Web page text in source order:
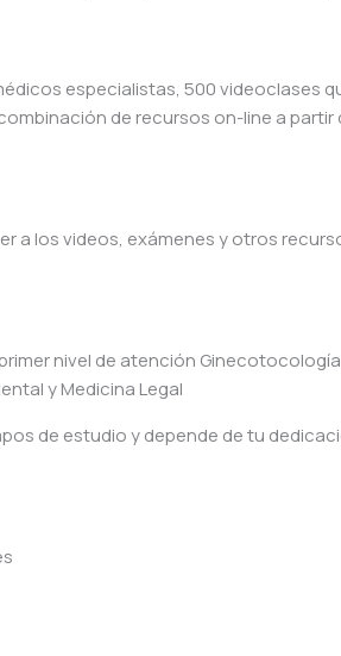
especialistas, 500 videoclases
de recursos on-line a partir
a los videos, exámenes y otros
nivel de atención
y Medicina Legal
de estudio y depende de tu